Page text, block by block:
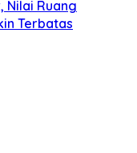
Nilai Ruang
Terbatas